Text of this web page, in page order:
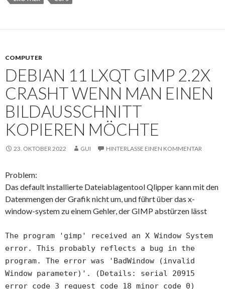
COMPUTER
DEBIAN 11 LXQT GIMP 2.2X
CRASHT WENN MAN EINEN
BILDAUSSCHNITT
KOPIEREN MÖCHTE
23. OKTOBER 2022 GUI HINTERLASSE EINEN KOMMENTAR
Problem:
Das default installierte Dateiablagentool Qlipper kann mit den
Datenmengen der Grafik nicht um, und führt über das x-
window-system zu einem Gehler, der GIMP abstürzen lässt
The program 'gimp' received an X Window System
error. This probably reflects a bug in the
program. The error was 'BadWindow (invalid
Window parameter)'. (Details: serial 20915
error_code 3 request_code 18 minor_code 0)